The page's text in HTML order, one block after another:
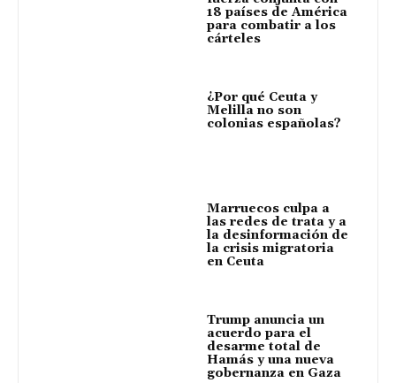
18 países de América
para combatir a los
cárteles
¿Por qué Ceuta y
Melilla no son
colonias españolas?
Marruecos culpa a
las redes de trata y a
la desinformación de
la crisis migratoria
en Ceuta
Trump anuncia un
acuerdo para el
desarme total de
Hamás y una nueva
gobernanza en Gaza